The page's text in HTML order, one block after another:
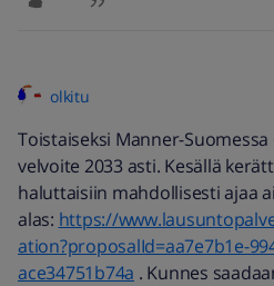
olkitu
Toistaiseksi Manner-
velvoite 2033 asti. Kesällä
haluttaisiin mahdollisesti ajaa
alas: https://
ation?proposalId=aa7e7b1e-
ace34751b74a . Kunnes